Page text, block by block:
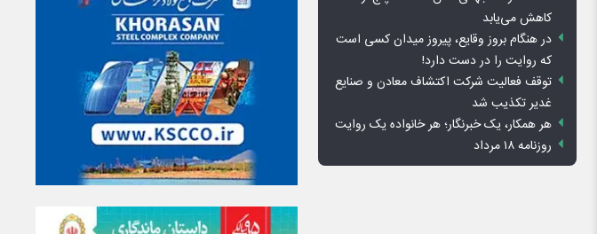
کاهش می‌یابد
در هنگام بروز وقایع، پیروز میدان کسی است
که روایت را در دست دارد!
توقف فعالیت شرکت اکتشاف معادن و صنایع
غدیر تکذیب شد
هر همکار، یک خبرنگار؛ هر خانواده یک روایت
روزنامه ۱۸ مرداد